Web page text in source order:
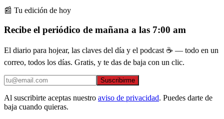
📰 Tu edición de hoy
Recibe el periódico de mañana a las 7:00 am
El diario para hojear, las claves del día y el podcast ☕ — todo en un
correo, todos los días. Gratis, y te das de baja con un clic.
Suscribirme
Al suscribirte aceptas nuestro aviso de privacidad. Puedes darte de
baja cuando quieras.